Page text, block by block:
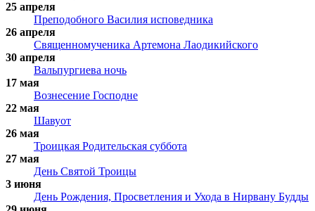
25 апреля
Преподобного Василия исповедника
26 апреля
Священномученика Артемона Лаодикийского
30 апреля
Вальпургиева ночь
17 мая
Вознесение Господне
22 мая
Шавуот
26 мая
Троицкая Родительская суббота
27 мая
День Святой Троицы
3 июня
День Рождения, Просветления и Ухода в Нирвану Будды